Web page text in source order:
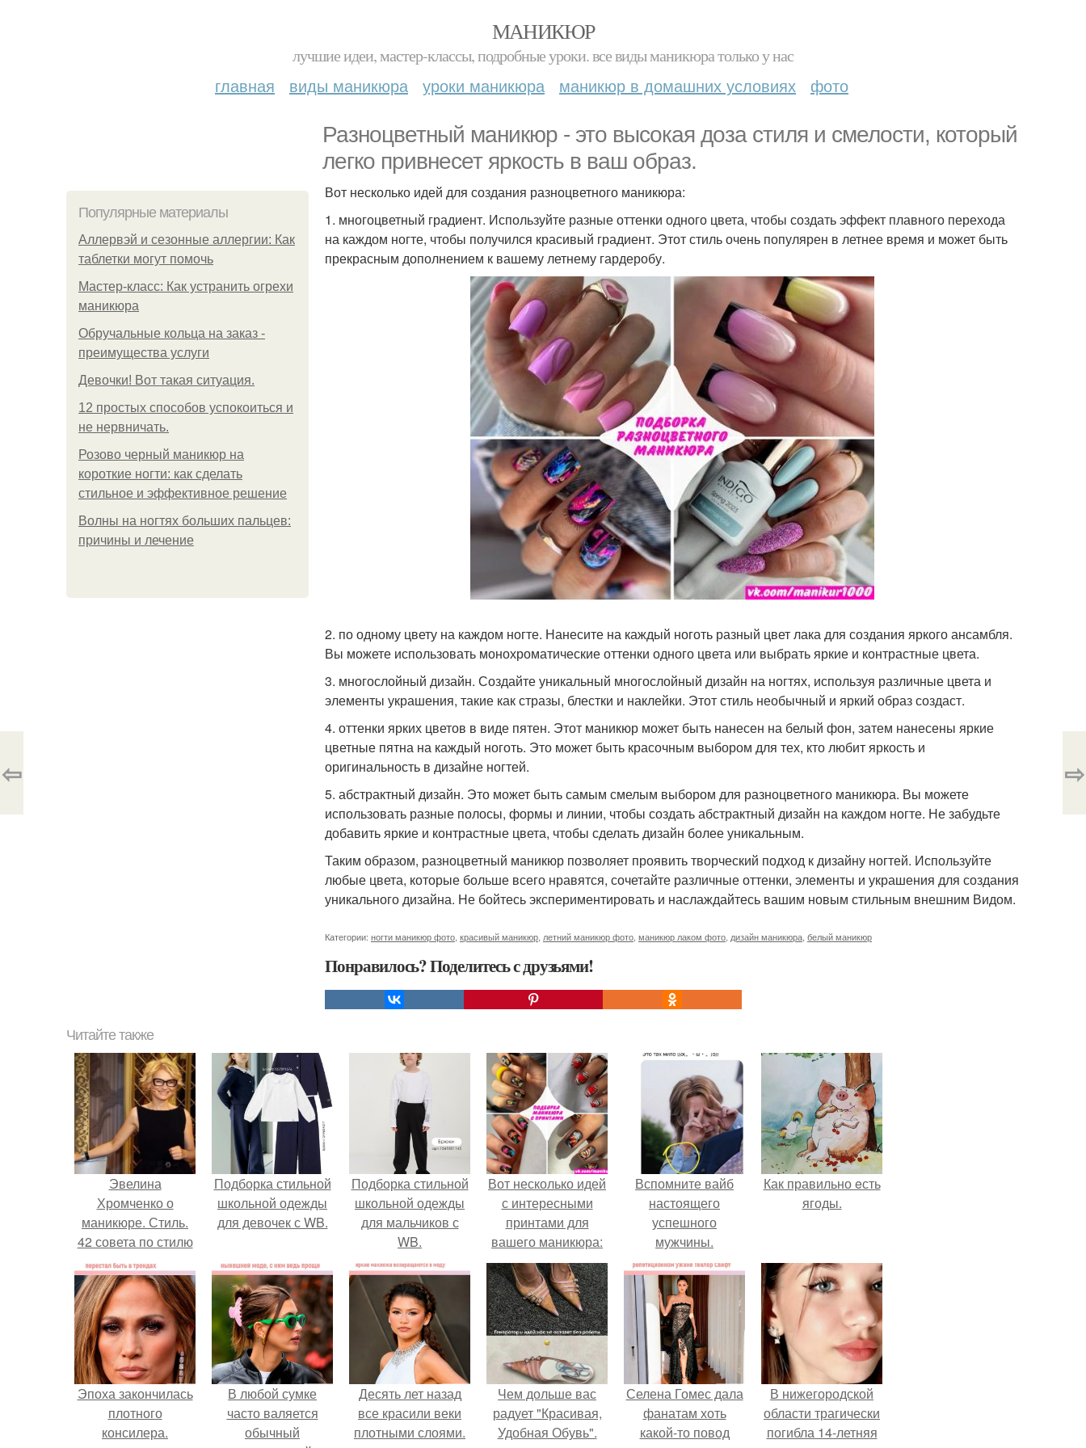
МАНИКЮР
лучшие идеи, мастер-классы, подробные уроки. все виды маникюра только у нас
главная виды маникюра уроки маникюра маникюр в домашних условиях фото
Разноцветный маникюр - это высокая доза стиля и смелости, который
легко привнесет яркость в ваш образ.
Популярные материалы
Аллервэй и сезонные аллергии: Как
таблетки могут помочь
Мастер-класс: Как устранить огрехи
маникюра
Обручальные кольца на заказ -
преимущества услуги
Девочки! Вот такая ситуация.
12 простых способов успокоиться и
не нервничать.
Розово черный маникюр на
короткие ногти: как сделать
стильное и эффективное решение
Волны на ногтях больших пальцев:
причины и лечение
Вот несколько идей для создания разноцветного маникюра:
1. многоцветный градиент. Используйте разные оттенки одного цвета, чтобы создать эффект плавного перехода
на каждом ногте, чтобы получился красивый градиент. Этот стиль очень популярен в летнее время и может быть
прекрасным дополнением к вашему летнему гардеробу.
2. по одному цвету на каждом ногте. Нанесите на каждый ноготь разный цвет лака для создания яркого ансамбля.
Вы можете использовать монохроматические оттенки одного цвета или выбрать яркие и контрастные цвета.
3. многослойный дизайн. Создайте уникальный многослойный дизайн на ногтях, используя различные цвета и
элементы украшения, такие как стразы, блестки и наклейки. Этот стиль необычный и яркий образ создаст.
4. оттенки ярких цветов в виде пятен. Этот маникюр может быть нанесен на белый фон, затем нанесены яркие
цветные пятна на каждый ноготь. Это может быть красочным выбором для тех, кто любит яркость и
оригинальность в дизайне ногтей.
5. абстрактный дизайн. Это может быть самым смелым выбором для разноцветного маникюра. Вы можете
использовать разные полосы, формы и линии, чтобы создать абстрактный дизайн на каждом ногте. Не забудьте
добавить яркие и контрастные цвета, чтобы сделать дизайн более уникальным.
Таким образом, разноцветный маникюр позволяет проявить творческий подход к дизайну ногтей. Используйте
любые цвета, которые больше всего нравятся, сочетайте различные оттенки, элементы и украшения для создания
уникального дизайна. Не бойтесь экспериментировать и наслаждайтесь вашим новым стильным внешним Видом.
Категории: ногти маникюр фото красивый маникюр летний маникюр фото маникюр лаком фото дизайн маникюра белый маникюр
Понравилось? Поделитесь с друзьями!
⇦ ⇨
Читайте также
Эвелина
Хромченко о
маникюре. Стиль.
42 совета по стилю
от Эвелины
хромченко.
Подборка стильной
школьной одежды
для девочек с WB.
Подборка стильной
школьной одежды
для мальчиков с
WB.
Вот несколько идей
с интересными
принтами для
вашего маникюра:
Вспомните вайб
настоящего
успешного
мужчины.
Как правильно eсть
ягоды.
Эпоха закончилась
плотного
консилера.
В любой сумке
часто валяется
обычный
Десять лет назад
все красили веки
плотными слоями.
Чем дольше вас
радует "Красивая,
Удобная Обувь".
Селена Гомес дала
фанатам хоть
какой-то повод
В нижегородской
области трагически
погибла 14-летняя